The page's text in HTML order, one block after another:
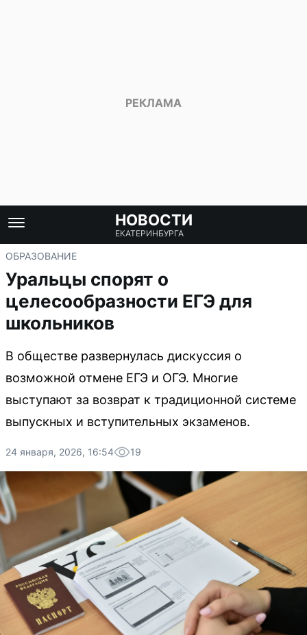
НОВОСТИ
ЕКАТЕРИНБУРГА
ОБРАЗОВАНИЕ
Уральцы спорят о
целесообразности ЕГЭ для
школьников
В обществе развернулась дискуссия о
возможной отмене ЕГЭ и ОГЭ. Многие
выступают за возврат к традиционной системе
выпускных и вступительных экзаменов.
24 января, 2026, 16:54 19